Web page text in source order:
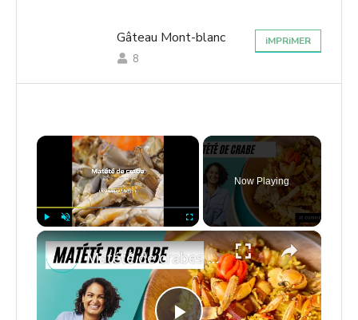
Gâteau Mont-blanc iMPRiMER
8
×
Fullscreen
Now Playing
×
Matété de crabes (ou matoutou de crabes)